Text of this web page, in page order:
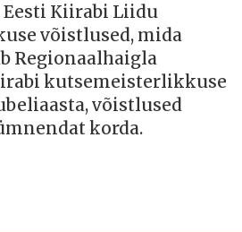
Kiirabi Liidu
võistlused, mida
Regionaalhaigla
kutsemeisterlikkuse
võistlused
korda.